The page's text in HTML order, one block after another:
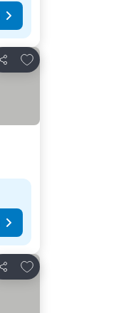
Condividi
Aggiungi ai preferiti
Condividi
Aggiungi ai preferiti